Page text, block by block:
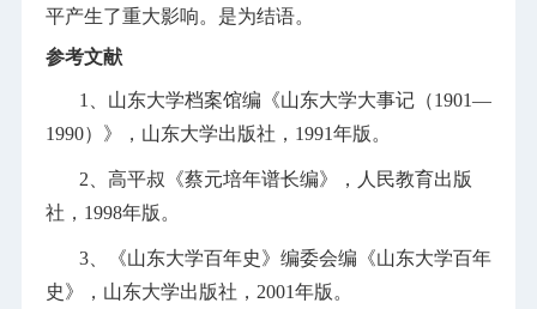
平产生了重大影响。是为结语。
参考文献
1、山东大学档案馆编《山东大学大事记（1901—
1990）》，山东大学出版社，1991年版。
2、高平叔《蔡元培年谱长编》，人民教育出版
社，1998年版。
3、《山东大学百年史》编委会编《山东大学百年
史》，山东大学出版社，2001年版。